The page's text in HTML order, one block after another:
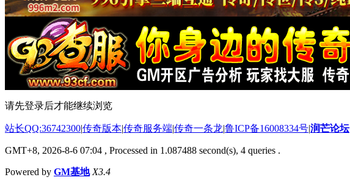
请先登录后才能继续浏览
站长QQ:36742300|传奇版本|传奇服务端|传奇一条龙|鲁ICP备16008334号|润芒论坛
GMT+8, 2026-8-6 07:04 , Processed in 1.087488 second(s), 4 queries .
Powered by GM基地 X3.4